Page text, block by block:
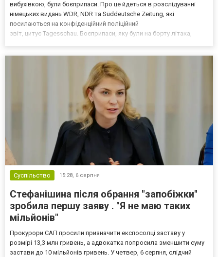
вибухівкою, були боєприпаси. Про це йдеться в розслідуванні
німецьких видань WDR, NDR та Süddeutsche Zeitung, які
посилаються на конфіденційний поліційний
звіт, цитує Tagesschau. Боєприпаси, яку були на борту літака,
Суспільство 15:28, 6 серпня
Стефанішина після обрання "запобіжки"
зробила першу заяву . "Я не маю таких
мільйонів"
Прокурори САП просили призначити експосолці заставу у
розмірі 13,3 млн гривень, а адвокатка попросила зменшити суму
застави до 10 мільйонів гривень. У четвер, 6 серпня, слідчий